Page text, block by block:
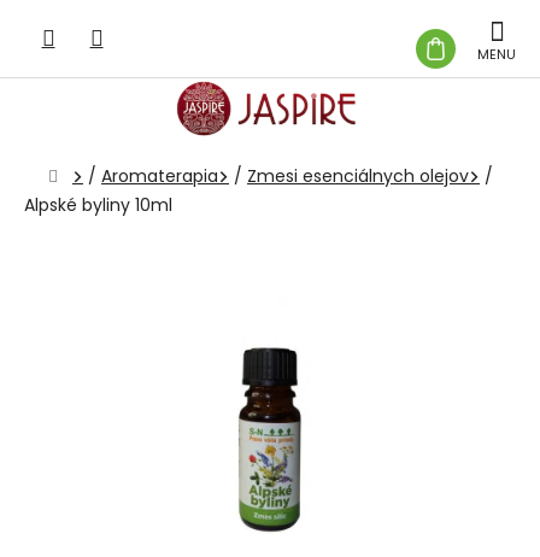
obsah
KOŠÍK
Domov
/ Aromaterapia / Zmesi esenciálnych olejov
/
Alpské byliny 10ml